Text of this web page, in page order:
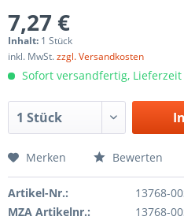
7,27 €
Inhalt: 1 Stück
inkl. MwSt.zzgl. Versandkosten
Sofort versandfertig, Lieferzeit
Merken Bewerten
Artikel-Nr.:
13768-
MZA Artikelnr.:
13768-